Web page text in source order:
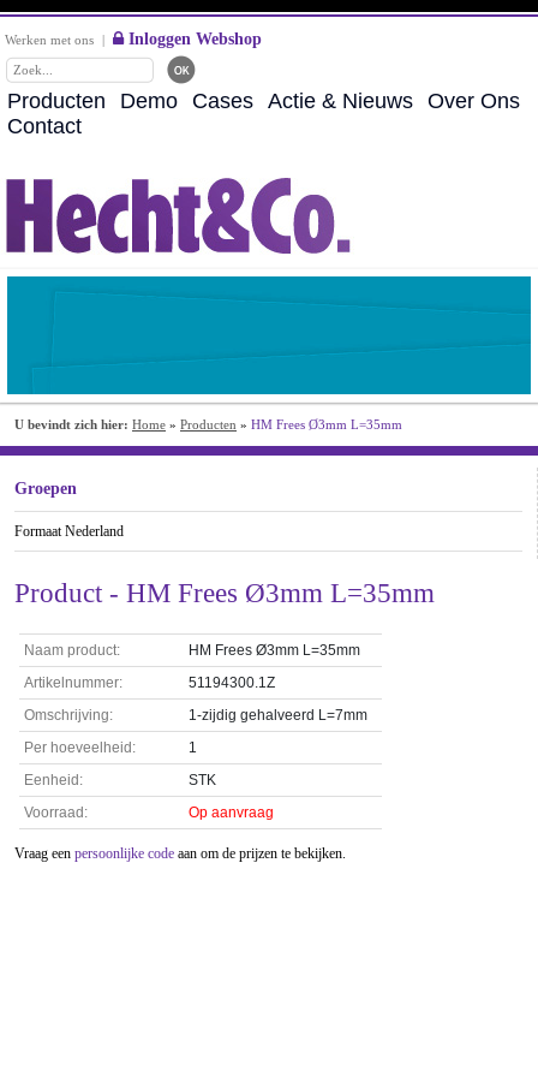
Werken met ons | Inloggen Webshop
Producten Demo Cases Actie & Nieuws Over Ons
Contact
U bevindt zich hier: Home » Producten » HM Frees Ø3mm L=35mm
Groepen
Formaat Nederland
Product - HM Frees Ø3mm L=35mm
Naam product:
HM Frees Ø3mm L=35mm
Artikelnummer:
51194300.1Z
Omschrijving:
1-zijdig gehalveerd L=7mm
Per hoeveelheid:
1
Eenheid:
STK
Voorraad:
Op aanvraag
Vraag een persoonlijke code aan om de prijzen te bekijken.